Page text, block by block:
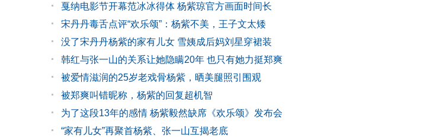
戛纳电影节开幕范冰冰得体 杨紫琼官方画面时间长
宋丹丹毒舌点评“欢乐颂”：杨紫不美，王子文太矮
没了宋丹丹杨紫的家有儿女 雪姨成后妈刘星穿裙装
韩红与张一山的关系让她隐瞒20年 也只有她力挺郑爽
被爱情滋润的25岁老戏骨杨紫，晒美腿照引围观
被郑爽叫错昵称，杨紫的回复超机智
为了这段13年的感情 杨紫毅然缺席《欢乐颂》发布会
“家有儿女”再聚首杨紫、张一山互揭老底